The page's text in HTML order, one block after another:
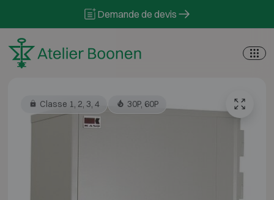
Demande de devis
Classe 1, 2, 3, 4 30P, 60P